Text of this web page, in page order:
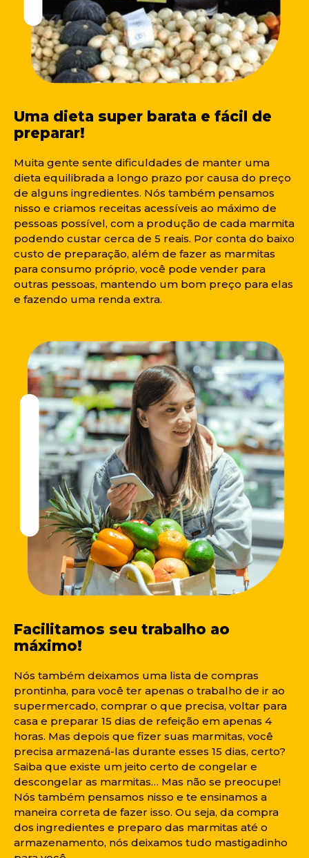
Uma dieta super barata e fácil de
preparar!
Muita gente sente dificuldades de manter uma
dieta equilibrada a longo prazo por causa do preço
de alguns ingredientes. Nós também pensamos
nisso e criamos receitas acessíveis ao máximo de
pessoas possível, com a produção de cada marmita
podendo custar cerca de 5 reais. Por conta do baixo
custo de preparação, além de fazer as marmitas
para consumo próprio, você pode vender para
outras pessoas, mantendo um bom preço para elas
e fazendo uma renda extra.
Facilitamos seu trabalho ao
máximo!
Nós também deixamos uma lista de compras
prontinha, para você ter apenas o trabalho de ir ao
supermercado, comprar o que precisa, voltar para
casa e preparar 15 dias de refeição em apenas 4
horas. Mas depois que fizer suas marmitas, você
precisa armazená-las durante esses 15 dias, certo?
Saiba que existe um jeito certo de congelar e
descongelar as marmitas… Mas não se preocupe!
Nós também pensamos nisso e te ensinamos a
maneira correta de fazer isso. Ou seja, da compra
dos ingredientes e preparo das marmitas até o
armazenamento, nós deixamos tudo mastigadinho